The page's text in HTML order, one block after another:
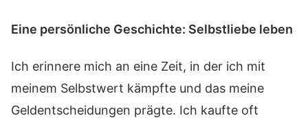
Eine persönliche Geschichte: Selbstliebe leben
Ich erinnere mich an eine Zeit, in der ich mit
meinem Selbstwert kämpfte und das meine
Geldentscheidungen prägte. Ich kaufte oft